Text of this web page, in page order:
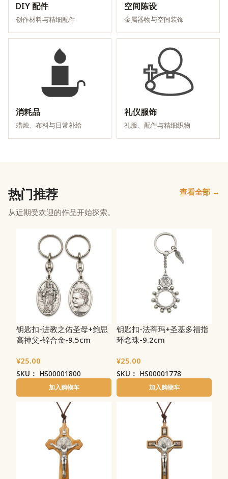
DIY 配件
创作材料与精细配件
空间陈设
金属器物与空间装饰
消耗品
蜡烛、布料与日常补给
礼仪服饰
礼服、配件与精细织物
热门推荐
从近期受欢迎的作品开始探索。
查看全部 →
钥匙扣-进教之佑圣母+鲍思
高神父-锌合金-9.5cm
¥25.00
SKU： HS00001800
加入购物车
钥匙扣-法蒂玛+圣基多福指
环念珠-9.2cm
¥25.00
SKU： HS00001778
加入购物车